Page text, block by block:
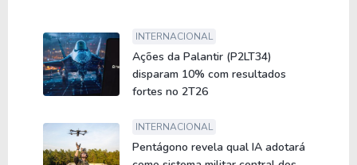
INTERNACIONAL
Ações da Palantir (P2LT34)
disparam 10% com resultados
fortes no 2T26
INTERNACIONAL
Pentágono revela qual IA adotará